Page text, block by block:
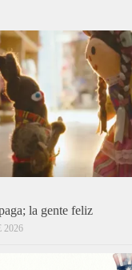
la gente feliz
2026